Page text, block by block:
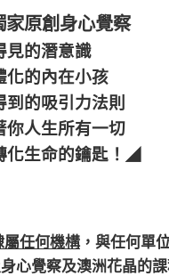
原創身心覺察
的潛意識
的內在小孩
的吸引力法則
人生所有一切
生命的鑰匙！ ◢
任何機構 ， 與任何單
心覺察及澳洲花晶的